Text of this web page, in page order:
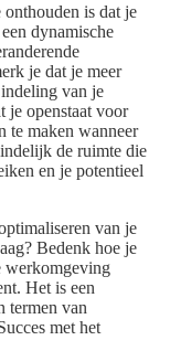
is dat je
dynamische
je dat je meer
van je
je openstaat voor
te maken wanneer
de ruimte die
en je potentieel
van je
Bedenk hoe je
werkomgeving
Het is een
termen van
met het